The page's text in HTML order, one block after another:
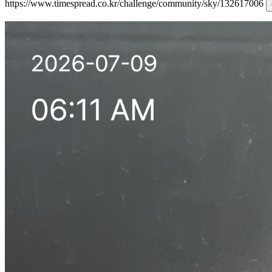
https://www.timespread.co.kr/challenge/community/sky/132617006